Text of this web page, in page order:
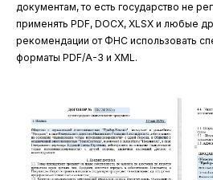
документам, то есть государство не
применять PDF, DOCX, XLSX и любые
рекомендации от ФНС использовать
форматы PDF/A-3 и XML.